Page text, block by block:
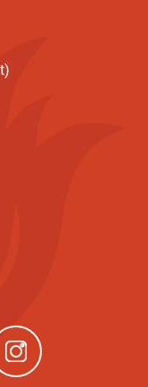
(neues Fenster)